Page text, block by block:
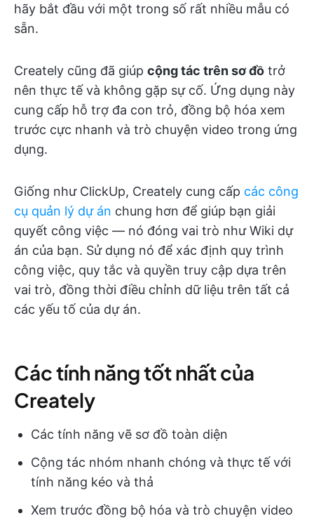
hãy bắt đầu với một trong số rất nhiều mẫu có
sẵn.
Creately cũng đã giúp cộng tác trên sơ đồ trở
nên thực tế và không gặp sự cố. Ứng dụng này
cung cấp hỗ trợ đa con trỏ, đồng bộ hóa xem
trước cực nhanh và trò chuyện video trong ứng
dụng.
Giống như ClickUp, Creately cung cấp các công
cụ quản lý dự án chung hơn để giúp bạn giải
quyết công việc — nó đóng vai trò như Wiki dự
án của bạn. Sử dụng nó để xác định quy trình
công việc, quy tắc và quyền truy cập dựa trên
vai trò, đồng thời điều chỉnh dữ liệu trên tất cả
các yếu tố của dự án.
Các tính năng tốt nhất của
Creately
Các tính năng vẽ sơ đồ toàn diện
Cộng tác nhóm nhanh chóng và thực tế với
tính năng kéo và thả
Xem trước đồng bộ hóa và trò chuyện video